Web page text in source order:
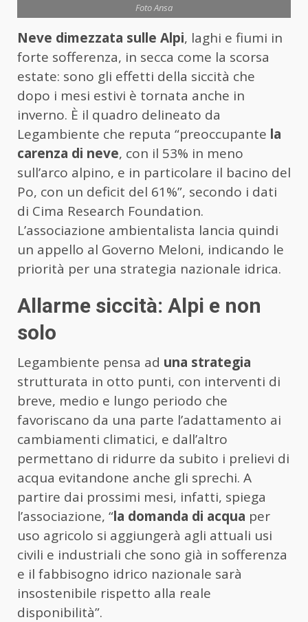
Foto Ansa
Neve dimezzata sulle Alpi, laghi e fiumi in
forte sofferenza, in secca come la scorsa
estate: sono gli effetti della siccità che
dopo i mesi estivi è tornata anche in
inverno. È il quadro delineato da
Legambiente che reputa “preoccupante la
carenza di neve, con il 53% in meno
sull’arco alpino, e in particolare il bacino del
Po, con un deficit del 61%”, secondo i dati
di Cima Research Foundation.
L’associazione ambientalista lancia quindi
un appello al Governo Meloni, indicando le
priorità per una strategia nazionale idrica.
Allarme siccità: Alpi e non
solo
Legambiente pensa ad una strategia
strutturata in otto punti, con interventi di
breve, medio e lungo periodo che
favoriscano da una parte l’adattamento ai
cambiamenti climatici, e dall’altro
permettano di ridurre da subito i prelievi di
acqua evitandone anche gli sprechi. A
partire dai prossimi mesi, infatti, spiega
l’associazione, “la domanda di acqua per
uso agricolo si aggiungerà agli attuali usi
civili e industriali che sono già in sofferenza
e il fabbisogno idrico nazionale sarà
insostenibile rispetto alla reale
disponibilità”.